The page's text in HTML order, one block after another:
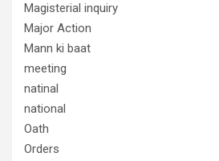
Magisterial inquiry
Major Action
Mann ki baat
meeting
natinal
national
Oath
Orders